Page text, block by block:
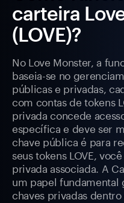
carteira
(LOVE)?
No Love Monster, a
baseia-se no
públicas e privadas,
com contas de tokens
privada concede
específica e deve ser
chave pública é para
seus tokens LOVE,
privada associada. A
um papel fundamental
chaves privadas